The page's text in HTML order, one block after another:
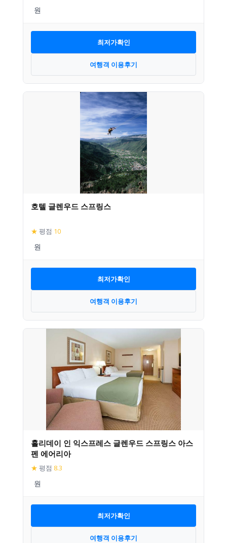
최저가확인
여행객 이용후기
호텔 글렌우드 스프링스
★ 평점 10
최저가확인
여행객 이용후기
홀리데이 인 익스프레스 글렌우드 스프링스 아스
펜 에어리아
★ 평점 8.3
최저가확인
여행객 이용후기